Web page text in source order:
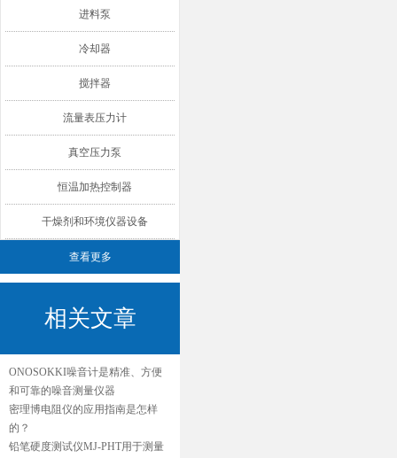
进料泵
冷却器
搅拌器
流量表压力计
真空压力泵
恒温加热控制器
干燥剂和环境仪器设备
查看更多
相关文章
ONOSOKKI噪音计是精准、方便
和可靠的噪音测量仪器
密理博电阻仪的应用指南是怎样
的？
铅笔硬度测试仪MJ-PHT用于测量